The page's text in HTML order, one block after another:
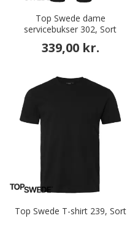
Top Swede dame
servicebukser 302, Sort
339,00 kr.
Top Swede T-shirt 239, Sort